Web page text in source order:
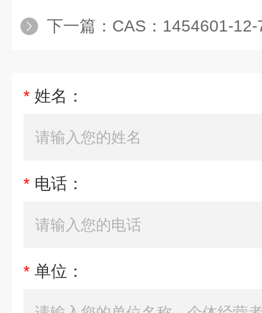
下一篇： CAS：1454601-12-7/4,7-二溴-
* 姓名：
* 电话：
* 单位：